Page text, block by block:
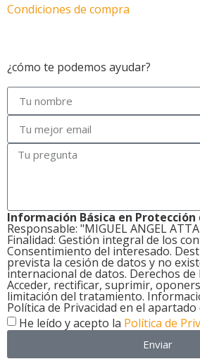
Condiciones de compra
¿cómo te podemos ayudar?
Información Básica en Protección
Responsable: "MIGUEL ANGEL
Finalidad: Gestión integral de los
Consentimiento del interesado.
prevista la cesión de datos y no
internacional de datos. Derechos
Acceder, rectificar, suprimir,
limitación del tratamiento.
Política de Privacidad en el
He leído y acepto la Política de
Enviar